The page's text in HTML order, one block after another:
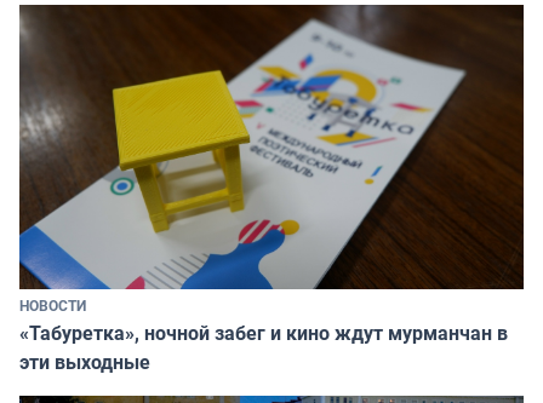
НОВОСТИ
«Табуретка», ночной забег и кино ждут мурманчан в
эти выходные